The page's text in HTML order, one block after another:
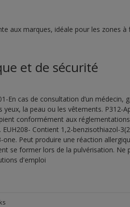
aux marques, idéale pour les zones à
et de sécurité
En cas de consultation d’un médecin,
yeux, la peau ou les vêtements. P312-
conformément aux
Contient 1,2-benzisothiazol-
Peut produire une réaction
se former lors de la pulvérisation. Ne
d'emploi